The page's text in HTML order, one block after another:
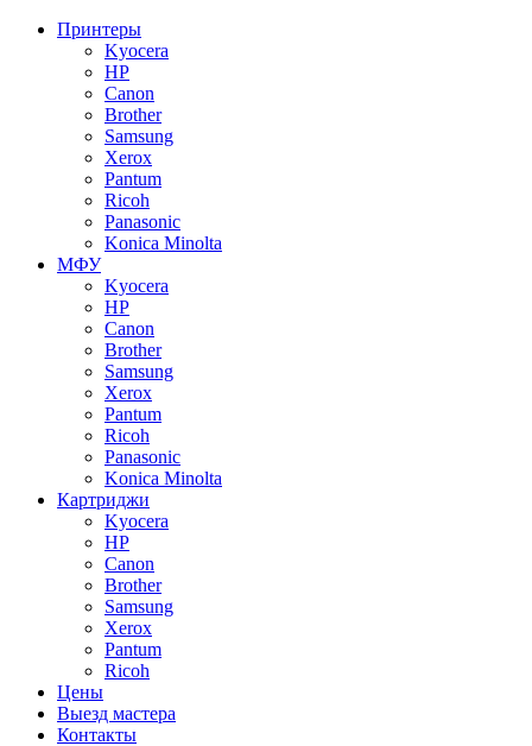
Принтеры
Kyocera
HP
Canon
Brother
Samsung
Xerox
Pantum
Ricoh
Panasonic
Konica Minolta
МФУ
Kyocera
HP
Canon
Brother
Samsung
Xerox
Pantum
Ricoh
Panasonic
Konica Minolta
Картриджи
Kyocera
HP
Canon
Brother
Samsung
Xerox
Pantum
Ricoh
Цены
Выезд мастера
Контакты